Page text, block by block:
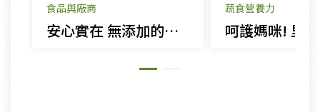
食品與廠商
安心實在 無添加的素食保健
蔬食營養力